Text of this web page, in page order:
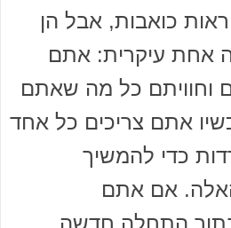
כואבות, אבל הן
אחת עיקרית: אתם
וחוויתם כל מה שאתם
אתם צריכים כל אחד
כדי להמשיך
אם אתם